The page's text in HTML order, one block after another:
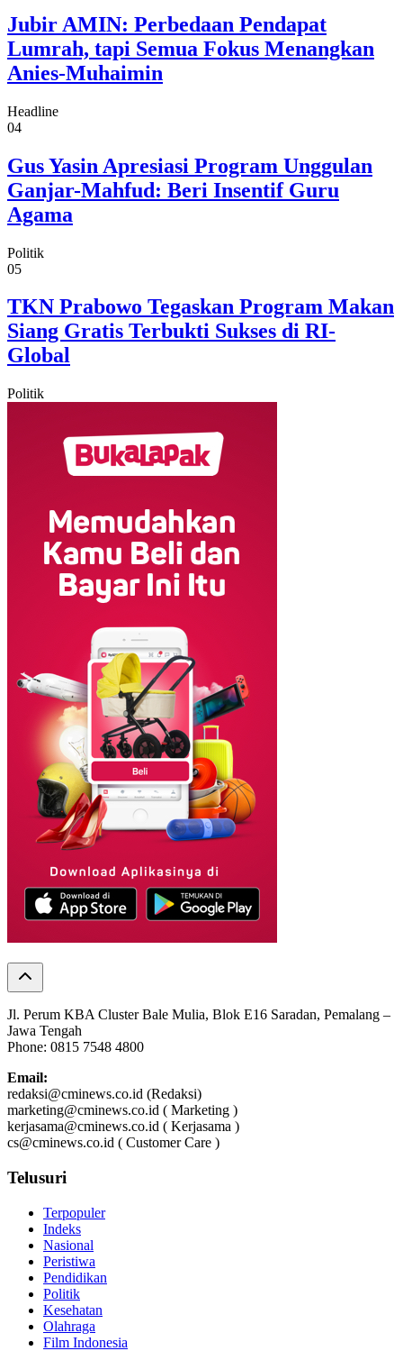
Jubir AMIN: Perbedaan Pendapat
Lumrah, tapi Semua Fokus Menangkan
Anies-Muhaimin
Headline
04
Gus Yasin Apresiasi Program Unggulan
Ganjar-Mahfud: Beri Insentif Guru
Agama
Politik
05
TKN Prabowo Tegaskan Program Makan
Siang Gratis Terbukti Sukses di RI-
Global
Politik
Jl. Perum KBA Cluster Bale Mulia, Blok E16 Saradan, Pemalang –
Jawa Tengah
Phone: 0815 7548 4800
Email:
redaksi@cminews.co.id (Redaksi)
marketing@cminews.co.id ( Marketing )
kerjasama@cminews.co.id ( Kerjasama )
cs@cminews.co.id ( Customer Care )
Telusuri
Terpopuler
Indeks
Nasional
Peristiwa
Pendidikan
Politik
Kesehatan
Olahraga
Film Indonesia